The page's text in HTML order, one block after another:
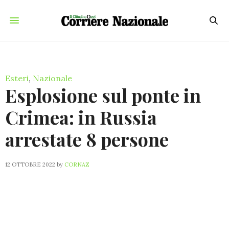
Esteri, Nazionale
Esplosione sul ponte in
Crimea: in Russia
arrestate 8 persone
12 OTTOBRE 2022 by CORNAZ